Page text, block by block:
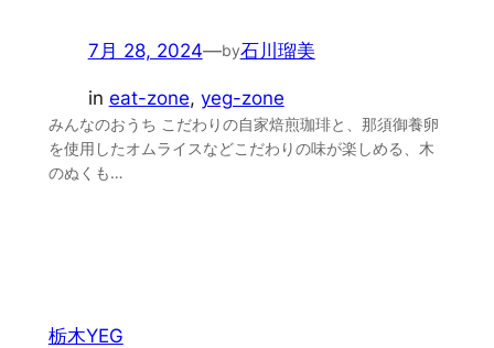
7月 28, 2024—by石川瑠美
in eat-zone, yeg-zone
みんなのおうち こだわりの自家焙煎珈琲と、那須御養卵
を使用したオムライスなどこだわりの味が楽しめる、木
のぬくも…
栃木YEG